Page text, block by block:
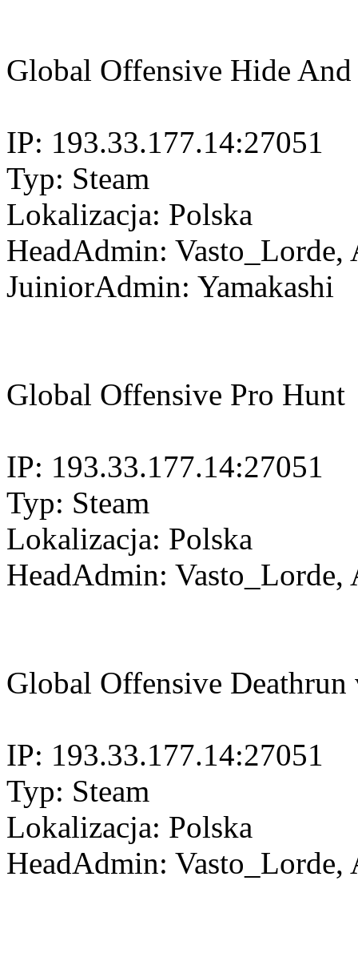
Global Offensive Hide And
IP: 193.33.177.14:27051
Typ: Steam
Lokalizacja: Polska
HeadAdmin:
JuiniorAdmin: Yamakashi
Global Offensive Pro Hunt
IP: 193.33.177.14:27051
Typ: Steam
Lokalizacja: Polska
HeadAdmin:
Global Offensive Deathrun
IP: 193.33.177.14:27051
Typ: Steam
Lokalizacja: Polska
HeadAdmin: